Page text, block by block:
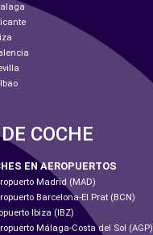
COCHE
EN AEROPUERTOS
Madrid (MAD)
Barcelona-El Prat (BCN)
Ibiza (IBZ)
Málaga-Costa del Sol (AGP)